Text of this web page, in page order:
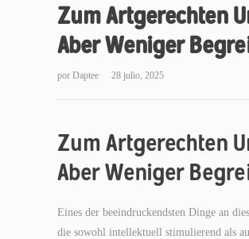
Zum Artgerechten
Aber Weniger
por Daptee 28 julio, 2025
Zum Artgerechten
Aber Weniger
Eines der beeindruckendsten Dinge an
die sowohl intellektuell stimulierend als